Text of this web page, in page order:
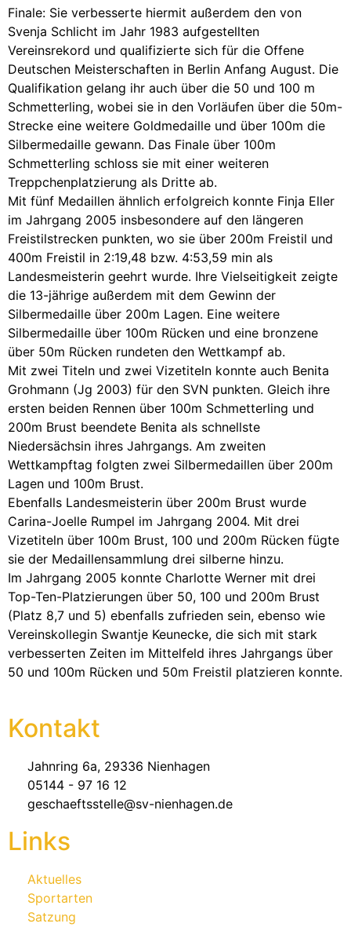
Finale: Sie verbesserte hiermit außerdem den von
Svenja Schlicht im Jahr 1983 aufgestellten
Vereinsrekord und qualifizierte sich für die Offene
Deutschen Meisterschaften in Berlin Anfang August. Die
Qualifikation gelang ihr auch über die 50 und 100 m
Schmetterling, wobei sie in den Vorläufen über die 50m-
Strecke eine weitere Goldmedaille und über 100m die
Silbermedaille gewann. Das Finale über 100m
Schmetterling schloss sie mit einer weiteren
Treppchenplatzierung als Dritte ab.
Mit fünf Medaillen ähnlich erfolgreich konnte Finja Eller
im Jahrgang 2005 insbesondere auf den längeren
Freistilstrecken punkten, wo sie über 200m Freistil und
400m Freistil in 2:19,48 bzw. 4:53,59 min als
Landesmeisterin geehrt wurde. Ihre Vielseitigkeit zeigte
die 13-jährige außerdem mit dem Gewinn der
Silbermedaille über 200m Lagen. Eine weitere
Silbermedaille über 100m Rücken und eine bronzene
über 50m Rücken rundeten den Wettkampf ab.
Mit zwei Titeln und zwei Vizetiteln konnte auch Benita
Grohmann (Jg 2003) für den SVN punkten. Gleich ihre
ersten beiden Rennen über 100m Schmetterling und
200m Brust beendete Benita als schnellste
Niedersächsin ihres Jahrgangs. Am zweiten
Wettkampftag folgten zwei Silbermedaillen über 200m
Lagen und 100m Brust.
Ebenfalls Landesmeisterin über 200m Brust wurde
Carina-Joelle Rumpel im Jahrgang 2004. Mit drei
Vizetiteln über 100m Brust, 100 und 200m Rücken fügte
sie der Medaillensammlung drei silberne hinzu.
Im Jahrgang 2005 konnte Charlotte Werner mit drei
Top-Ten-Platzierungen über 50, 100 und 200m Brust
(Platz 8,7 und 5) ebenfalls zufrieden sein, ebenso wie
Vereinskollegin Swantje Keunecke, die sich mit stark
verbesserten Zeiten im Mittelfeld ihres Jahrgangs über
50 und 100m Rücken und 50m Freistil platzieren konnte.
Kontakt
Jahnring 6a, 29336 Nienhagen
05144 - 97 16 12
geschaeftsstelle@sv-nienhagen.de
Links
Aktuelles
Sportarten
Satzung